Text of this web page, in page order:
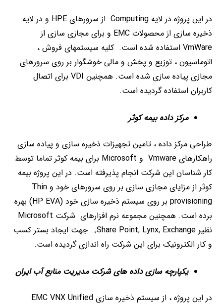
در این پروژه در لایه Computing از سرورهای HPE و در لایه
ذخیره سازی از محصولات EMC و برای مجازی سازی از
VmWare استفاده شده است. کلیه سیستمهای فروش ،
اتوماسیون ، توزیع و پخش و مالی خوشگوار بر روی سرورهای
مجازی پیاده سازی شده است. همچنین VDI برای اتصال
کاربران استفاده گردیده است.
مرکز داده بیمه کوثر
طراحی مرکز داده ، تامین تجهیزات ذخیره سازی و پیاده سازی
راهکارهای Vmware و Microsoft برای بیمه کوثر تماما توسط
کار شناسان این شرکت انجام پذیرفته است. در این پروژه بیمه
کوثر از مزایای مجازی سازی بر روی سرورهای خود و Thin
provisioning بر روی سیستم ذخیره سازی خود (HP EVA) بهره
برده است. همچنین مجموعه نرم افزارهای شرکت Microsoft
نظیر Share Point, Lynx, Exchange,… جهت ایجاد بستر کسب
و کار الکترونیک برای این شرکت راه اندازی گردیده است.
یکپارچه سازی داده های شرکت مدیریت منابع آب ایران
در این پروژه ، از سیستم ذخیره سازی EMC VNX Unified